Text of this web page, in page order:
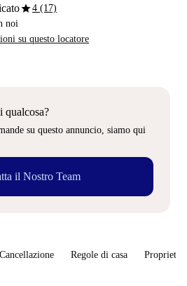
star4 (17)
noi
su questo locatore
qualcosa?
su questo annuncio, siamo qui
il Nostro Team
Regole di casa